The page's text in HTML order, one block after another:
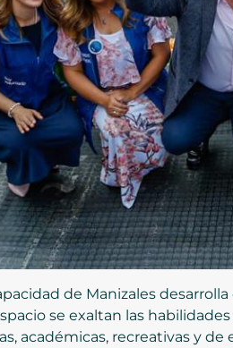
de Manizales
se exaltan las
académicas, recreativas y